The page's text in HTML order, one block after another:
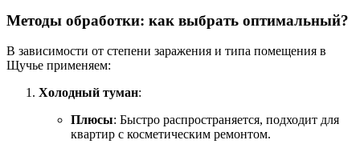
Методы обработки: как выбрать оптимальный?
В зависимости от степени заражения и типа помещения в
Щучье применяем:
Холодный туман:
Плюсы: Быстро распространяется, подходит для
квартир с косметическим ремонтом.